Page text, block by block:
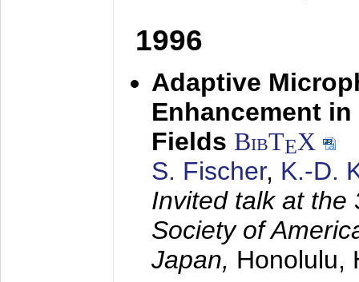
1996
Adaptive
Enhancement
Fields BibTEX
S. Fischer, K.-D.
Invited talk at the
Society of
Japan, Honolulu,